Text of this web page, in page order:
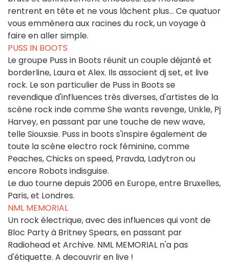
rentrent en tête et ne vous lâchent plus... Ce quatuor
vous emmènera aux racines du rock, un voyage à
faire en aller simple.
PUSS IN BOOTS
Le groupe Puss in Boots réunit un couple déjanté et
borderline, Laura et Alex. Ils associent dj set, et live
rock. Le son particulier de Puss in Boots se
revendique d'influences très diverses, d'artistes de la
scène rock inde comme She wants revenge, Unkle, Pj
Harvey, en passant par une touche de new wave,
telle Siouxsie. Puss in boots s'inspire également de
toute la scène electro rock féminine, comme
Peaches, Chicks on speed, Pravda, Ladytron ou
encore Robots indisguise.
Le duo tourne depuis 2006 en Europe, entre Bruxelles,
Paris, et Londres.
NML MEMORIAL
Un rock électrique, avec des influences qui vont de
Bloc Party à Britney Spears, en passant par
Radiohead et Archive. NML MEMORIAL n'a pas
d'étiquette. A decouvrir en live !